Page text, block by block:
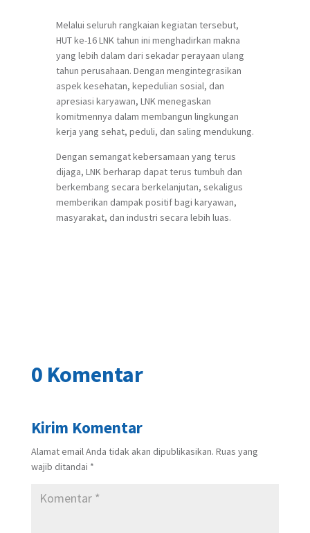
Melalui seluruh rangkaian kegiatan tersebut,
HUT ke-16 LNK tahun ini menghadirkan makna
yang lebih dalam dari sekadar perayaan ulang
tahun perusahaan. Dengan mengintegrasikan
aspek kesehatan, kepedulian sosial, dan
apresiasi karyawan, LNK menegaskan
komitmennya dalam membangun lingkungan
kerja yang sehat, peduli, dan saling mendukung.
Dengan semangat kebersamaan yang terus
dijaga, LNK berharap dapat terus tumbuh dan
berkembang secara berkelanjutan, sekaligus
memberikan dampak positif bagi karyawan,
masyarakat, dan industri secara lebih luas.
0 Komentar
Kirim Komentar
Alamat email Anda tidak akan dipublikasikan. Ruas yang
wajib ditandai *